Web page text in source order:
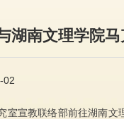
湖南文理学院
02
室宣教联络部前往湖南